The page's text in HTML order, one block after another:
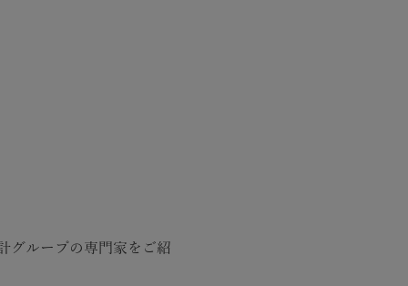
グループの専門家をご紹